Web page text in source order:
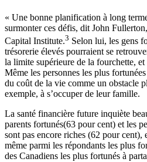
« Une bonne planification à long
surmonter ces défis, dit John
Capital Institute.3 Selon lui, les gens
trésorerie élevés pourraient se
la limite supérieure de la fourchette, et
Même les personnes les plus
du coût de la vie comme un obstacle
exemple, à s’occuper de leur famille.
La santé financière future inquiète
parents fortunés(63 pour cent) et les
sont pas encore riches (62 pour
même parmi les répondants les plus
des Canadiens les plus fortunés à